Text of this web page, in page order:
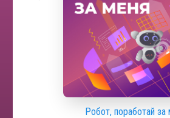
Робот, поработай за